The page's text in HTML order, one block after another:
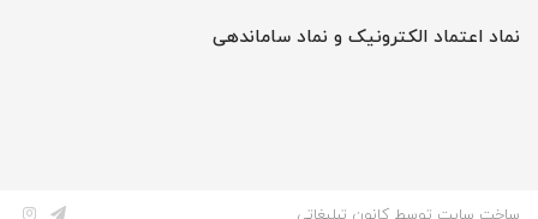
نماد اعتماد الکترونیک و نماد ساماندهی